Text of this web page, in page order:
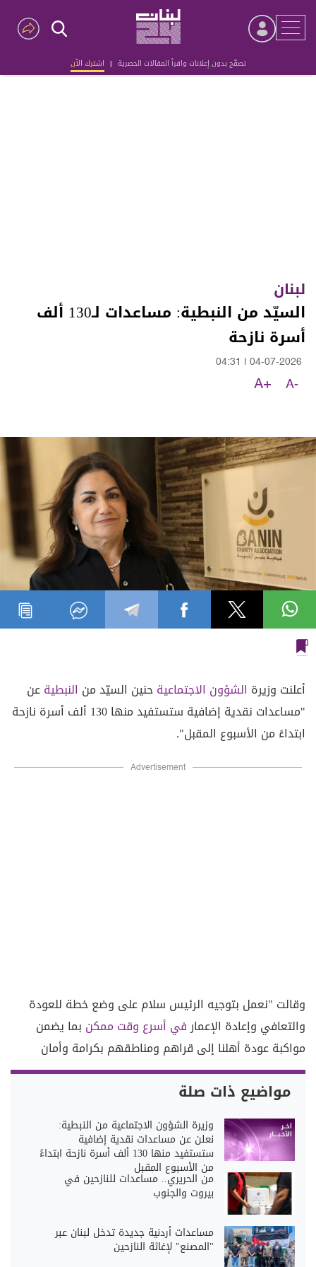
تصفّح بدون إعلانات واقرأ المقالات الحصرية | اشترك الآن
Advertisement
لبنان
السيّد من النبطية: مساعدات لـ130 ألف
أسرة نازحة
04-07-2026
04:31
A-
A+
أعلنت وزيرة الشؤون الاجتماعيةحنين السيّد من النبطيةعن
"مساعدات نقدية إضافية ستستفيد منها 130 ألف أسرة نازحة
ابتداءً من الأسبوع المقبل".
Advertisement
وقالت "نعمل بتوجيه الرئيس سلام على وضع خطة للعودة
والتعافي وإعادة الإعمارفي أسرع وقت ممكن بما يضمن
مواكبة عودة أهلنا إلى قراهم ومناطقهم بكرامة وأمان
مواضيع ذات صلة
وزيرة الشؤون الاجتماعية من النبطية:
نعلن عن مساعدات نقدية إضافية
ستستفيد منها 130 ألف أسرة نازحة ابتداءً
من الأسبوع المقبل
من الحريري.. مساعدات للنازحين في
بيروت والجنوب
مساعدات أردنية جديدة تدخل لبنان عبر
"المصنع" لإغاثة النازحين